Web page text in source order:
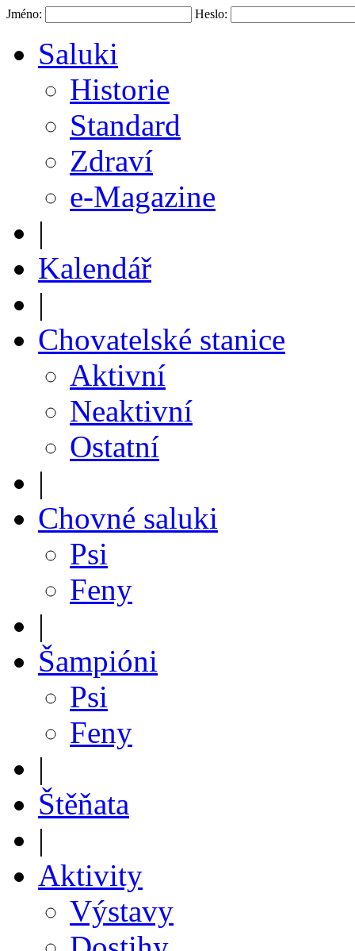
Jméno: Heslo:
Saluki
Historie
Standard
Zdraví
e-Magazine
|
Kalendář
|
Chovatelské stanice
Aktivní
Neaktivní
Ostatní
|
Chovné saluki
Psi
Feny
|
Šampióni
Psi
Feny
|
Štěňata
|
Aktivity
Výstavy